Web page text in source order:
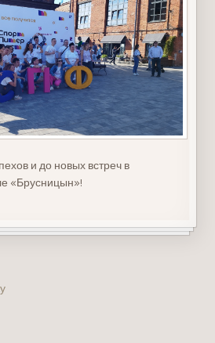
и до новых встреч в
«Брусницын»!